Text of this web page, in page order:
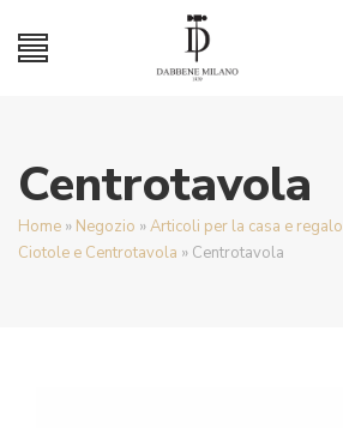
Centrotavola
Home » Negozio »Articoli per la casa e regalo
Ciotole e Centrotavola » Centrotavola